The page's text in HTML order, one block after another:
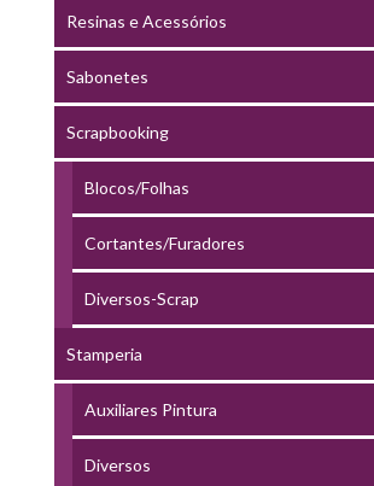
Resinas e Acessórios
Sabonetes
Scrapbooking
Blocos/Folhas
Cortantes/Furadores
Diversos-Scrap
Stamperia
Auxiliares Pintura
Diversos